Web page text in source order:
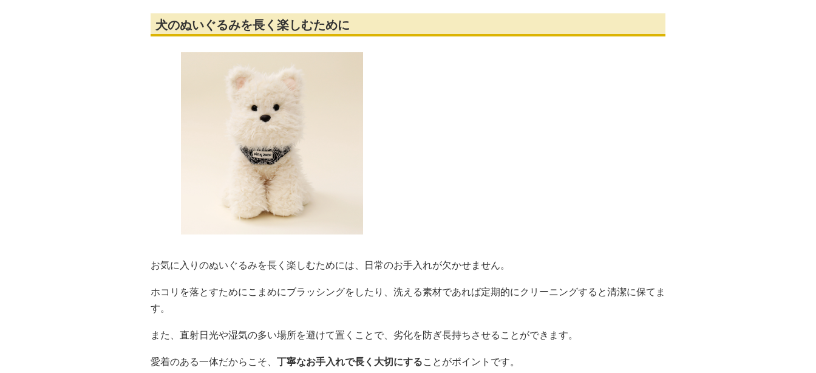
犬のぬいぐるみを長く楽しむために
お気に入りのぬいぐるみを長く楽しむためには、日常のお手入れが欠かせません。
ホコリを落とすためにこまめにブラッシングをしたり、洗える素材であれば定期的にクリーニングすると清潔に保てま
す。
また、直射日光や湿気の多い場所を避けて置くことで、劣化を防ぎ長持ちさせることができます。
愛着のある一体だからこそ、 丁寧なお手入れで長く大切にすることがポイントです。